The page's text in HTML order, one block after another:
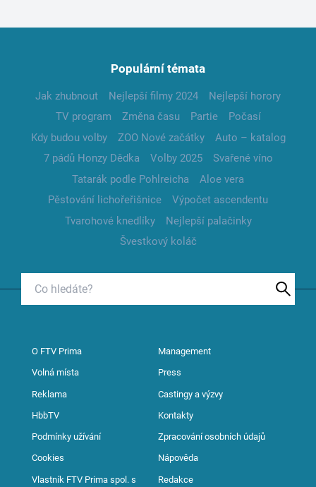
Populární témata
Jak zhubnout Nejlepší filmy 2024
Nejlepší horory
TV program
Změna času Partie
Počasí
Kdy budou volby
ZOO Nové začátky
Auto – katalog
7 pádů Honzy Dědka
Volby 2025
Svařené víno
Tatarák podle Pohlreicha
Aloe vera
Pěstování lichořeřišnice
Výpočet ascendentu
Tvarohové knedlíky
Nejlepší palačinky
Švestkový koláč
O FTV Prima Management
Volná místa Press
Reklama Castingy a výzvy
HbbTV Kontakty
Podmínky užívání Zpracování osobních údajů
Cookies Nápověda
Vlastník FTV Prima spol. s Redakce